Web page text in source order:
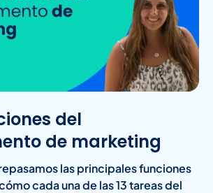
del
de marketing
las principales funciones
cada una de las 13 tareas del